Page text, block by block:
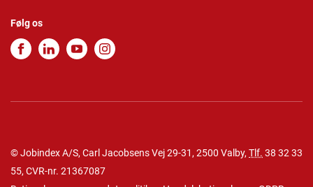
Følg os
© Jobindex A/S, Carl Jacobsens Vej 29-31, 2500 Valby, Tlf. 38 32 33
55, CVR-nr. 21367087